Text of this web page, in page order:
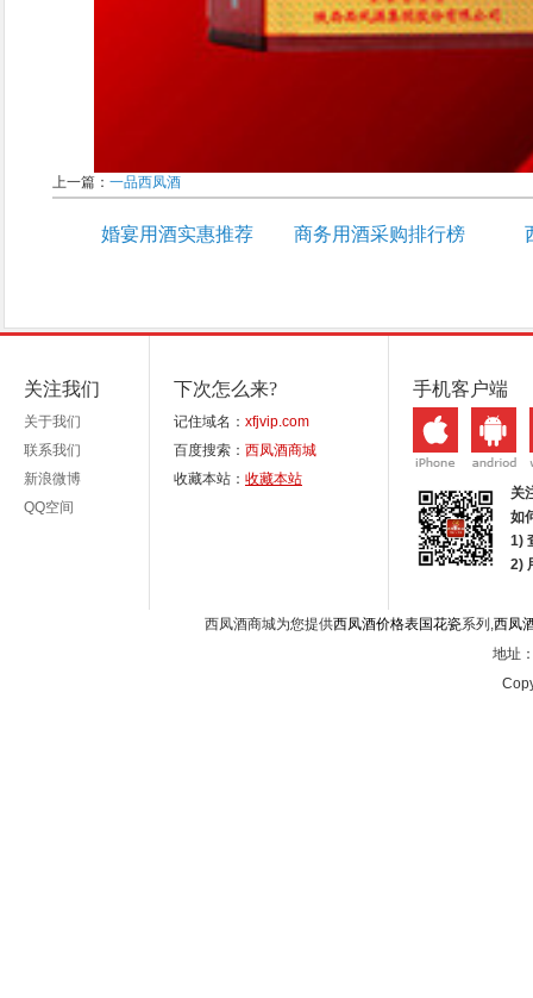
上一篇： 一品西凤酒
婚宴用酒实惠推荐 商务用酒采购排行榜
关注我们
关于我们
联系我们
新浪微博
QQ空间
下次怎么来?
记住域名： xfjvip.com
百度搜索： 西凤酒商城
收藏本站： 收藏本站
手机客户端
关
如
1)
2)
西凤酒商城为您提供西凤酒价格表国花瓷系列, 西凤
地址